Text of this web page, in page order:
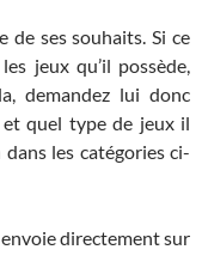
de ses souhaits. Si ce
jeux qu’il possède,
demandez lui donc
quel type de jeux il
les catégories ci-
directement sur